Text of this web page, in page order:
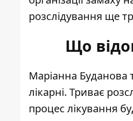
розслідування ще
Що
Маріанна Буданова
лікарні. Триває
процес лікування